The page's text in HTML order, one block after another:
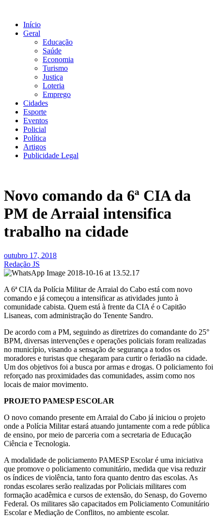
conteúdo
Início
Geral
Educação
Saúde
Economia
Turismo
Justiça
Loteria
Emprego
Cidades
Esporte
Eventos
Policial
Política
Artigos
Publicidade Legal
Novo comando da 6ª CIA da
PM de Arraial intensifica
trabalho na cidade
outubro 17, 2018
Redação JS
A 6ª CIA da Polícia Militar de Arraial do Cabo está com novo
comando e já começou a intensificar as atividades junto à
comunidade cabista. Quem está à frente da CIA é o Capitão
Lisaneas, com administração do Tenente Sandro.
De acordo com a PM, seguindo as diretrizes do comandante do 25°
BPM, diversas intervenções e operações policiais foram realizadas
no município, visando a sensação de segurança a todos os
moradores e turistas que chegaram para curtir o feriadão na cidade.
Um dos objetivos foi a busca por armas e drogas. O policiamento foi
reforçado nas proximidades das comunidades, assim como nos
locais de maior movimento.
PROJETO PAMESP ESCOLAR
O novo comando presente em Arraial do Cabo já iniciou o projeto
onde a Polícia Militar estará atuando juntamente com a rede pública
de ensino, por meio de parceria com a secretaria de Educação
Ciência e Tecnologia.
A modalidade de policiamento PAMESP Escolar é uma iniciativa
que promove o policiamento comunitário, medida que visa reduzir
os índices de violência, tanto fora quanto dentro das escolas. As
rondas escolares serão realizadas por Policiais militares com
formação acadêmica e cursos de extensão, do Senasp, do Governo
Federal. Os militares são capacitados em Policiamento Comunitário
Escolar e Mediação de Conflitos, no ambiente escolar.